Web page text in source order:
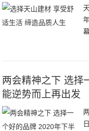
两会精神之下 选择
能逆势而上再出发